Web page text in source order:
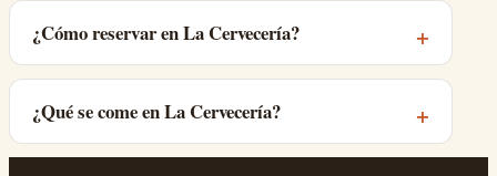
¿Cómo reservar en La Cervecería?
¿Qué se come en La Cervecería?